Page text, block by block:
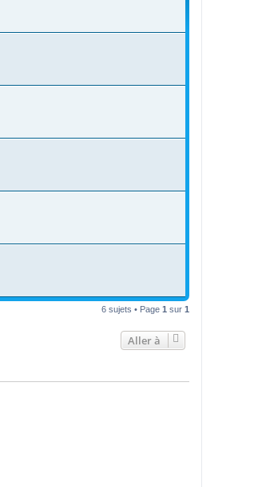
6 sujets • Page 1 sur 1
Aller à